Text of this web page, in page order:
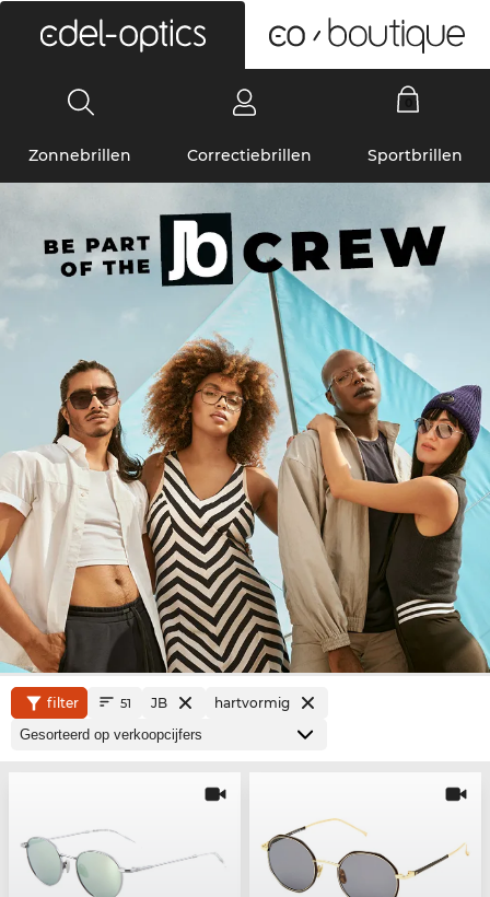
Zonnebrillen Correctiebrillen Sportbrillen
filter 51 JB hartvormig